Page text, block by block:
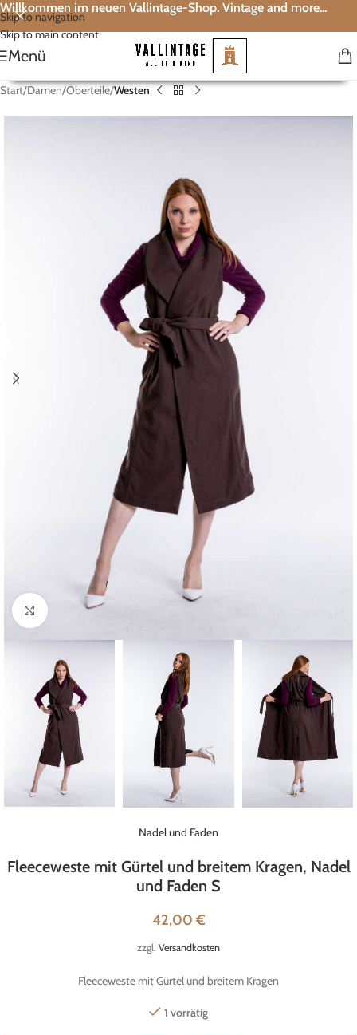
Skip to navigation
Skip to main content
Willkommen im neuen Vallintage-Shop. Vintage and more...
Menü
Start Damen Oberteile Westen
Klick zum Vergrößern
Nadel und Faden
Fleeceweste mit Gürtel und breitem Kragen, Nadel
und Faden S
42,00 €
zzgl. Versandkosten
Fleeceweste mit Gürtel und breitem Kragen
1 vorrätig